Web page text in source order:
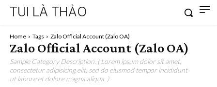
TUI LÀ THẢO
Home Tags Zalo Official Account (Zalo OA)
Zalo Official Account (Zalo OA)
Sample Category Description. ( Lorem ipsum dolor sit amet,
consectetur adipisicing elit, sed do eiusmod tempor incididunt
ut labore et dolore magna aliqua. )